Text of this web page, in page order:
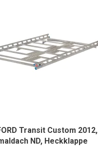
Transit Custom 2012,
ND, Heckklappe